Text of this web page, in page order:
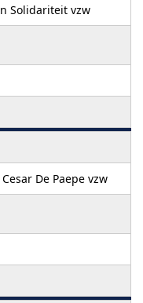
Solidariteit vzw
De Paepe vzw